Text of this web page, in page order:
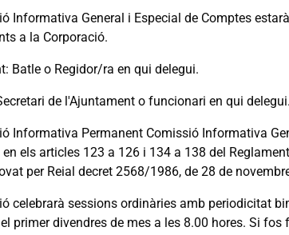
Informativa General i Especial de Comptes
a la Corporació.
Batle o Regidor/ra en qui delegui.
de l'Ajuntament o funcionari en qui delegui.
Informativa Permanent Comissió Informativa
els articles 123 a 126 i 134 a 138 del
per Reial decret 2568/1986, de 28 de
celebrarà sessions ordinàries amb periodicitat
primer divendres de mes a les 8.00 hores. Si